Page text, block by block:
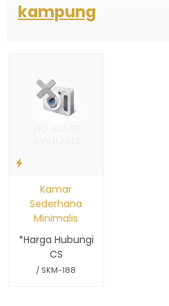
kampung
Kamar
Sederhana
Minimalis
*Harga Hubungi
CS
/ SKM-188